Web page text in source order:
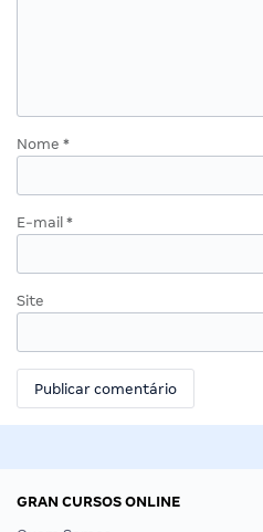
Nome *
E-mail *
Site
GRAN CURSOS ONLINE